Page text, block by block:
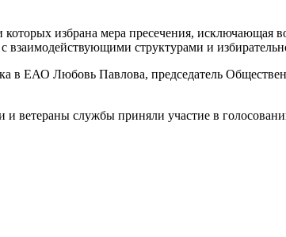
избрана мера пресечения, исключающая
взаимодействующими структурами и
в ЕАО Любовь Павлова, председатель
ветераны службы приняли участие в